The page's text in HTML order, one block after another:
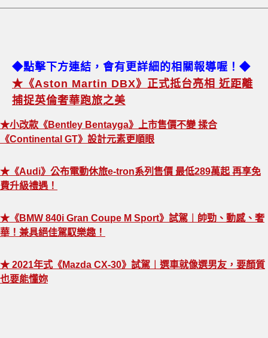
◆點擊下方連結，會有更詳細的相關報導喔！◆
★《Aston Martin DBX》正式抵台亮相 近距離
捕捉英倫奢華跑旅之美
★小改款《Bentley Bentayga》上市售價不變 揉合
《Continental GT》設計元素更順眼
★《Audi》公布電動休旅e-tron系列售價 最低289萬起 再享免
費升級禮遇！
★《BMW 840i Gran Coupe M Sport》試駕︱帥勁、動感、奢
華！兼具絕佳駕馭樂趣！
★ 2021年式《Mazda CX-30》試駕︱選車就像選男友，要顏質
也要能懂妳